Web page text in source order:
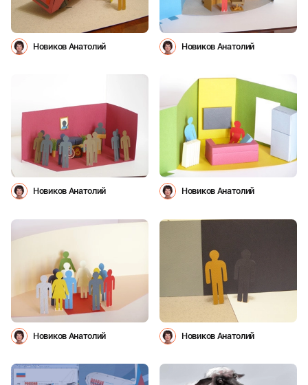
Новиков Анатолий Новиков Анатолий
Новиков Анатолий Новиков Анатолий
Новиков Анатолий Новиков Анатолий